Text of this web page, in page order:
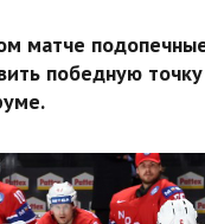
матче
победную